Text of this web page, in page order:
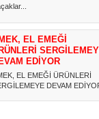
EL EMEĞİ
EDİYOR
EL EMEĞİ ÜRÜNLERİ
DEVAM